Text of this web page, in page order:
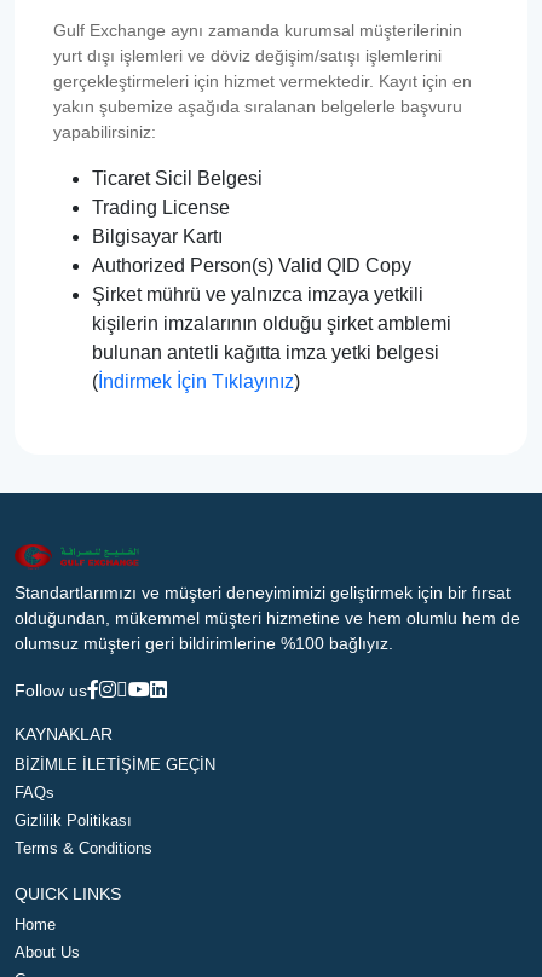
Gulf Exchange aynı zamanda kurumsal müşterilerinin
yurt dışı işlemleri ve döviz değişim/satışı işlemlerini
gerçekleştirmeleri için hizmet vermektedir. Kayıt için en
yakın şubemize aşağıda sıralanan belgelerle başvuru
yapabilirsiniz:
Ticaret Sicil Belgesi
Trading License
Bilgisayar Kartı
Authorized Person(s) Valid QID Copy
Şirket mührü ve yalnızca imzaya yetkili
kişilerin imzalarının olduğu şirket amblemi
bulunan antetli kağıtta imza yetki belgesi
( İndirmek İçin Tıklayınız)
Standartlarımızı ve müşteri deneyimimizi geliştirmek için bir fırsat
olduğundan, mükemmel müşteri hizmetine ve hem olumlu hem de
olumsuz müşteri geri bildirimlerine %100 bağlıyız.
Follow us
KAYNAKLAR
BİZİMLE İLETİŞİME GEÇİN
FAQs
Gizlilik Politikası
Terms & Conditions
QUICK LINKS
Home
About Us